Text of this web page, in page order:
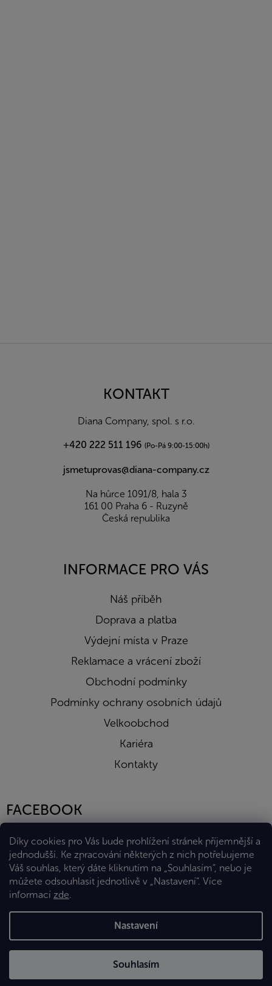
Díky cookies pro Vás bude prohlížení stránek příjemnější a
jednodušší. Ke zpracování některých z nich potřebujeme
Váš souhlas, který dáte kliknutím na „Souhlasím“, nebo je
můžete odsouhlasit jednotlivě v „Nastavení“. Více
informací zde.
Nastavení
Souhlasím
KONTAKT
Diana Company, spol. s r.o.
+420 222 511 196 (Po-Pá 9:00-15:00h)
jsmetuprovas@diana-company.cz
Na hůrce 1091/8, hala 3
161 00 Praha 6 - Ruzyně
Česká republika
INFORMACE PRO VÁS
Náš příběh
Doprava a platba
Výdejní místa v Praze
Reklamace a vrácení zboží
Obchodní podmínky
Podmínky ochrany osobních údajů
Velkoobchod
Kariéra
Kontakty
FACEBOOK
Vytvořil Shoptet Premium
Copyright 2026Eshop Diana Company, spol. s r.o.. Všechna
práva vyhrazena.